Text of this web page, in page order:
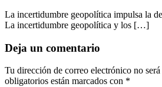
La incertidumbre geopolítica impulsa la
La incertidumbre geopolítica y los […]
Deja un comentario
Tu dirección de correo electrónico no
obligatorios están marcados con *